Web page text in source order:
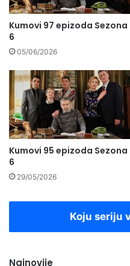
Kumovi 97 epizoda Sezona
6
05/06/2026
Kumovi 95 epizoda Sezona
6
29/05/2026
Koju seriju
Najnovije